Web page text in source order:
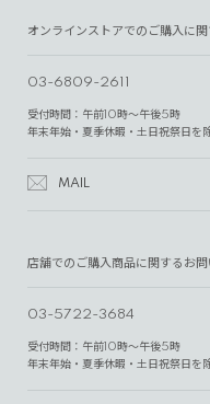
オンラインストアでのご購入に
03-6809-2611
受付時間：午前10時～午後5時
年末年始・夏季休暇・土日祝祭日を
MAIL
店舗でのご購入商品に関するお問
03-5722-3684
受付時間：午前10時～午後5時
年末年始・夏季休暇・土日祝祭日を